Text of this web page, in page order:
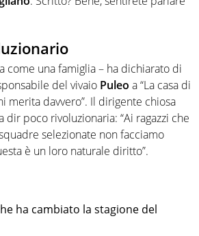
come una famiglia – ha dichiarato di
del vivaio Puleo a “La casa di
merita davvero”. Il dirigente chiosa
dir poco rivoluzionaria: “Ai ragazzi che
selezionate non facciamo
è un loro naturale diritto”.
ha cambiato la stagione del